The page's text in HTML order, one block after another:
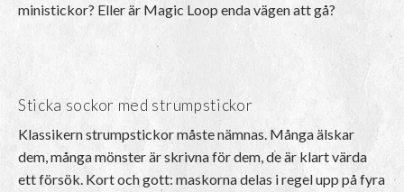
ministickor? Eller är Magic Loop enda vägen att gå?
Sticka sockor med strumpstickor
Klassikern strumpstickor måste nämnas. Många älskar
dem, många mönster är skrivna för dem, de är klart värda
ett försök. Kort och gott: maskorna delas i regel upp på fyra